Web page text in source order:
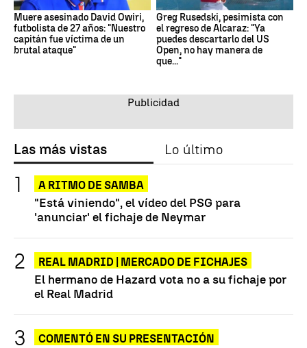
Muere asesinado David Owiri,
futbolista de 27 años: "Nuestro
capitán fue víctima de un
brutal ataque"
Greg Rusedski, pesimista con
el regreso de Alcaraz: "Ya
puedes descartarlo del US
Open, no hay manera de
que..."
Las más vistas Lo último
A RITMO DE SAMBA
"Está viniendo", el vídeo del PSG para
'anunciar' el fichaje de Neymar
REAL MADRID | MERCADO DE FICHAJES
El hermano de Hazard vota no a su fichaje por
el Real Madrid
COMENTÓ EN SU PRESENTACIÓN